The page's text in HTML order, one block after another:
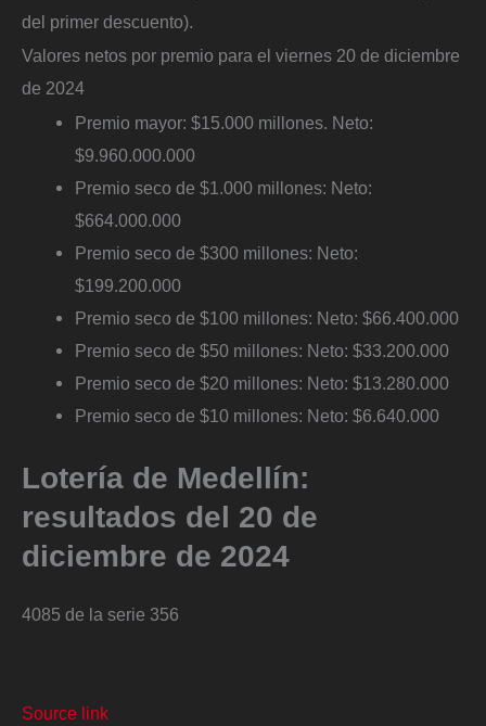
del primer descuento).
Valores netos por premio para el viernes 20 de diciembre
de 2024
Premio mayor: $15.000 millones. Neto:
$9.960.000.000
Premio seco de $1.000 millones: Neto:
$664.000.000
Premio seco de $300 millones: Neto:
$199.200.000
Premio seco de $100 millones: Neto: $66.400.000
Premio seco de $50 millones: Neto: $33.200.000
Premio seco de $20 millones: Neto: $13.280.000
Premio seco de $10 millones: Neto: $6.640.000
Lotería de Medellín:
resultados del 20 de
diciembre de 2024
4085 de la serie 356
Source link